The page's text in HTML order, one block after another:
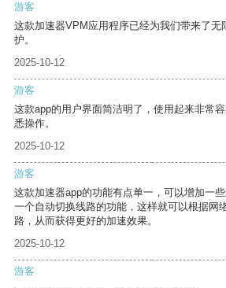
游客
这款加速器VPM应用程序已经为我们带来了无
护。
2025-10-12
游客
这款app的用户界面简洁明了，使用起来非常
悉操作。
2025-10-12
游客
这款加速器app的功能有点单一，可以增加一
一个自动切换线路的功能，这样就可以根据网
路，从而获得更好的加速效果。
2025-10-12
游客